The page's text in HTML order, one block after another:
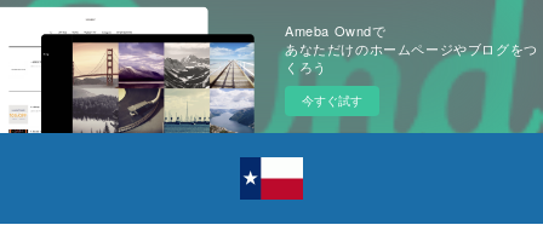
Ameba Owndで
あなただけのホームページやブログをつ
くろう
今すぐ試す